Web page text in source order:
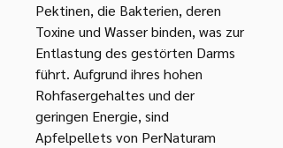
Pektinen, die Bakterien, deren
Toxine und Wasser binden, was zur
Entlastung des gestörten Darms
führt. Aufgrund ihres hohen
Rohfasergehaltes und der
geringen Energie, sind
Apfelpellets von PerNaturam